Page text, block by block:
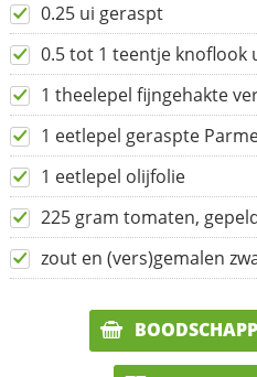
0.25 ui geraspt
0.5 tot 1 teentje knoflook
1 theelepel fijngehakte
1 eetlepel geraspte
1 eetlepel olijfolie
225 gram tomaten,
zout en (vers)gemalen